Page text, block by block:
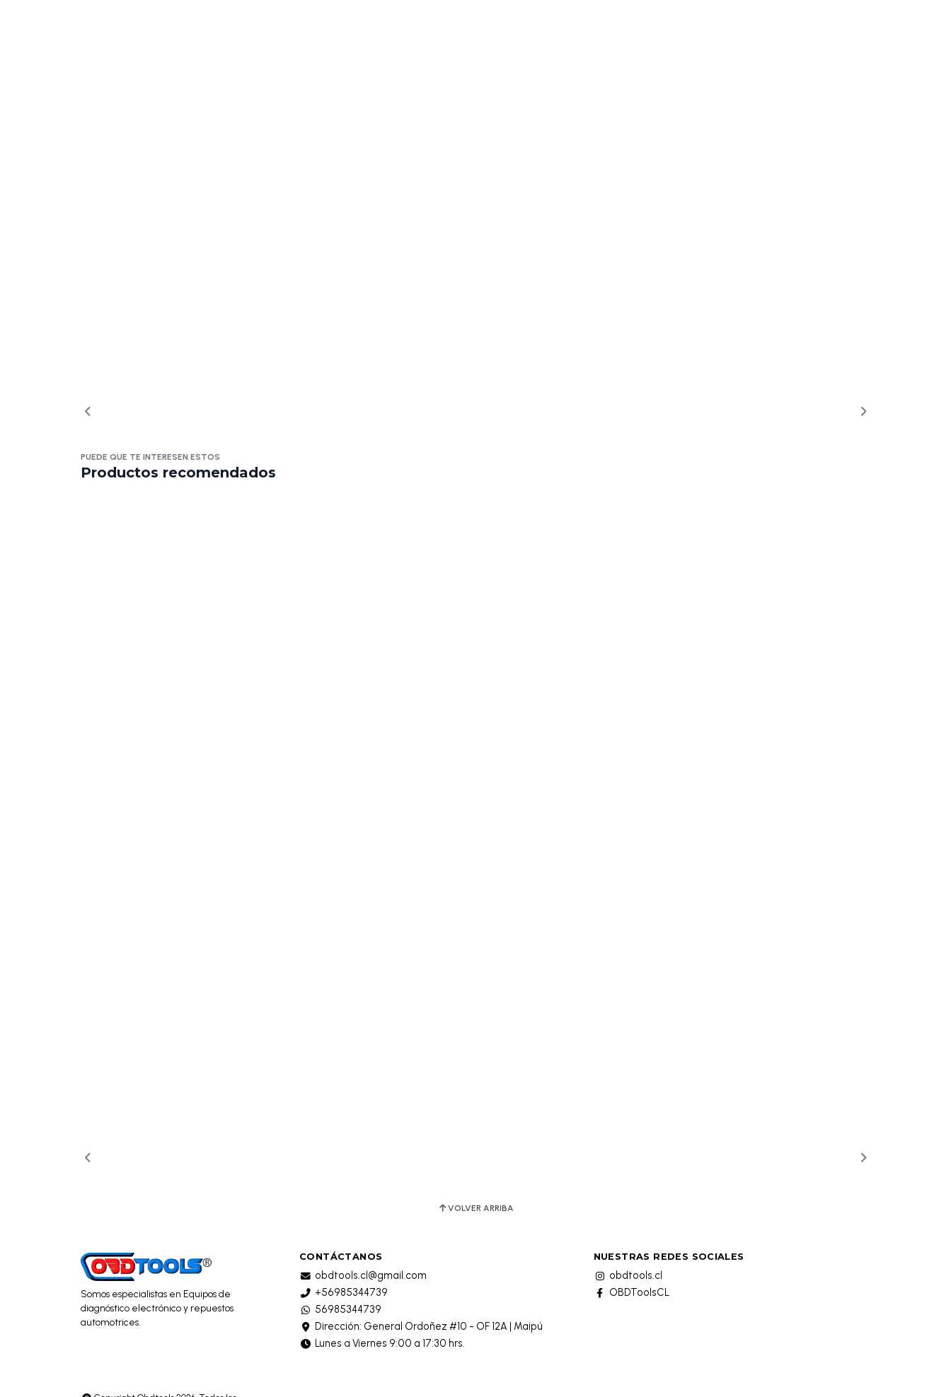
PUEDE QUE TE INTERESEN ESTOS
Productos recomendados
VOLVER ARRIBA
Somos especialistas en Equipos de
diagnóstico electrónico y repuestos
automotrices.
CONTÁCTANOS
obdtools.cl@gmail.com
+56985344739
56985344739
Dirección: General Ordoñez #10 - OF 12A | Maipú
Lunes a Viernes 9:00 a 17:30 hrs.
NUESTRAS REDES SOCIALES
obdtools.cl
OBDToolsCL